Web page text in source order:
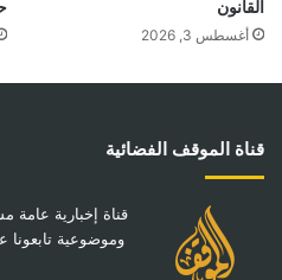
القانون
أغسطس 3, 2026
قناة الموقف الفضائية
قناة إخبارية